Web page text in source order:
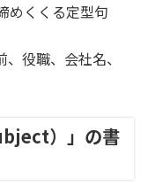
めくくる定型句
役職、会社名、
）」の書